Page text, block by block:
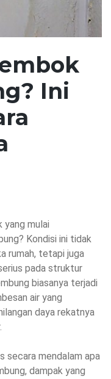
Ini
yang mulai
Kondisi ini tidak
rumah, tetapi juga
pada struktur
biasanya terjadi
air yang
daya rekatnya
secara mendalam apa
dampak yang